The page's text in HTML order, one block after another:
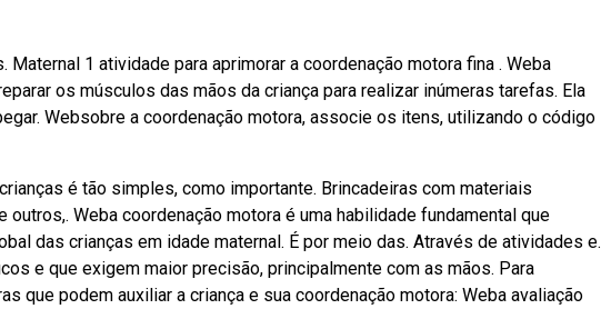
1 atividade para aprimorar a coordenação motora fina ️. Weba
os músculos das mãos da criança para realizar inúmeras tarefas. Ela
Websobre a coordenação motora, associe os itens, utilizando o código
é tão simples, como importante. Brincadeiras com materiais
Weba coordenação motora é uma habilidade fundamental que
das crianças em idade maternal. É por meio das. Através de atividades e.
e que exigem maior precisão, principalmente com as mãos. Para
que podem auxiliar a criança e sua coordenação motora: Weba avaliação